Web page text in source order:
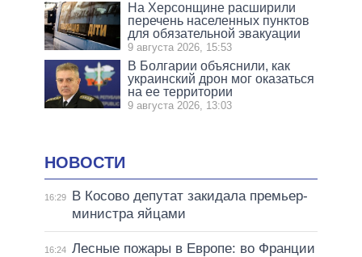
На Херсонщине расширили
перечень населенных пунктов
для обязательной эвакуации
9 августа 2026, 15:53
В Болгарии объяснили, как
украинский дрон мог оказаться
на ее территории
9 августа 2026, 13:03
НОВОСТИ
16:29
В Косово депутат закидала премьер-
министра яйцами
16:24 Лесные пожары в Европе: во Франции